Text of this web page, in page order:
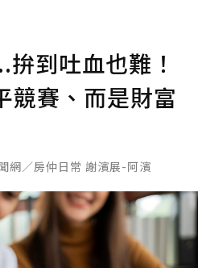
到吐血也難！
競賽、而是財富
網／房仲日常 謝濱展-阿濱